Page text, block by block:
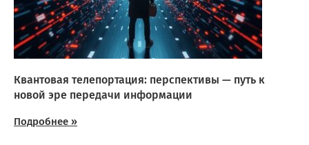
Квантовая телепортация: перспективы — путь к
новой эре передачи информации
Подробнее »